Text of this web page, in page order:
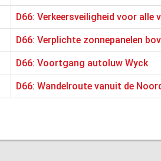
D66: Verkeersveiligheid voor alle
D66: Verplichte zonnepanelen
D66: Voortgang autoluw Wyck
D66: Wandelroute vanuit de